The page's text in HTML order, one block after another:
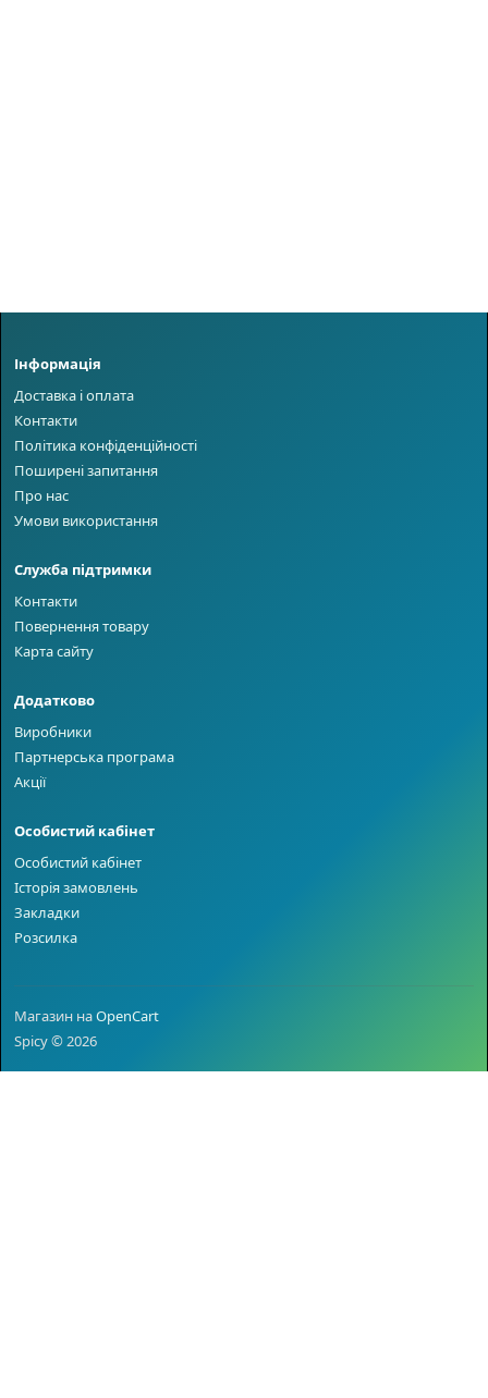
Інформація
Доставка і оплата
Контакти
Політика конфіденційності
Поширені запитання
Про нас
Умови використання
Служба підтримки
Контакти
Повернення товару
Карта сайту
Додатково
Виробники
Партнерська програма
Акції
Особистий кабінет
Особистий кабінет
Історія замовлень
Закладки
Розсилка
Магазин наOpenCart
Spicy © 2026